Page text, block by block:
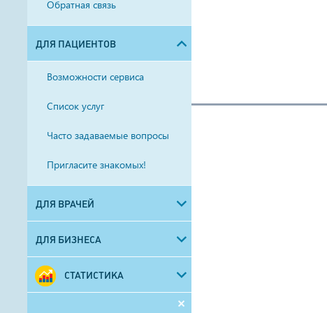
Обратная связь
ДЛЯ ПАЦИЕНТОВ
Возможности сервиса
Список услуг
Часто задаваемые вопросы
Пригласите знакомых!
ДЛЯ ВРАЧЕЙ
ДЛЯ БИЗНЕСА
СТАТИСТИКА